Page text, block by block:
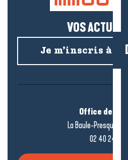
VOS ACTUS
Je m’inscris à
Office de
La Baule-Presqu’île
02 40 24 34